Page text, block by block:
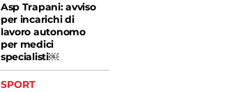
Asp Trapani: avviso
per incarichi di
lavoro autonomo
per medici
specialisti￼
SPORT